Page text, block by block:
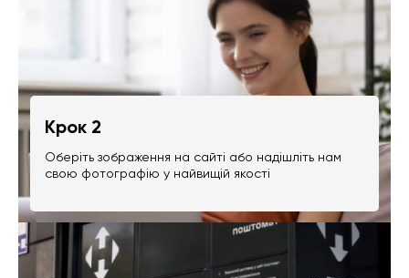
Крок 2
Оберіть зображення на сайті або надішліть нам
свою фотографію у найвищій якості